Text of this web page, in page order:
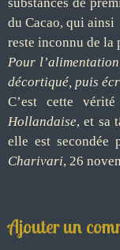
du Cacao, qui ainsi
reste inconnu de la
Pour
décortiqué, puis
C’est cette
Hollandaise, et sa
elle est
Charivari, 26
Ajouter un